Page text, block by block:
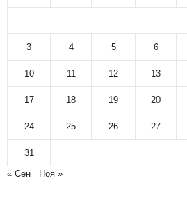
3 4 5 6
10 11 12 13
17 18 19 20
24 25 26 27
31
« Сен
Ноя »